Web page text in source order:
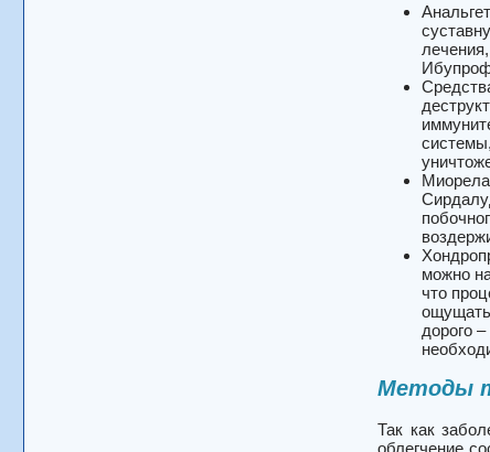
можно
что
дорого
Методы
Так как
облегчение